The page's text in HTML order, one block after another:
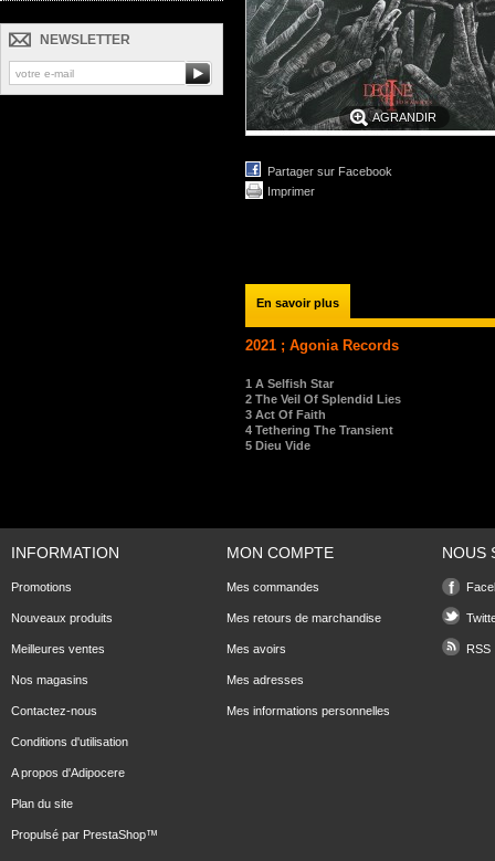
NEWSLETTER
AGRANDIR
Partager sur Facebook
Imprimer
En savoir plus
2021 ; Agonia Records
1 A Selfish Star
2 The Veil Of Splendid Lies
3 Act Of Faith
4 Tethering The Transient
5 Dieu Vide
INFORMATION
Promotions
Nouveaux produits
Meilleures ventes
Nos magasins
Contactez-nous
Conditions d'utilisation
A propos d'Adipocere
Plan du site
Propulsé par PrestaShop™
MON COMPTE
Mes commandes
Mes retours de marchandise
Mes avoirs
Mes adresses
Mes informations personnelles
NOUS
RSS